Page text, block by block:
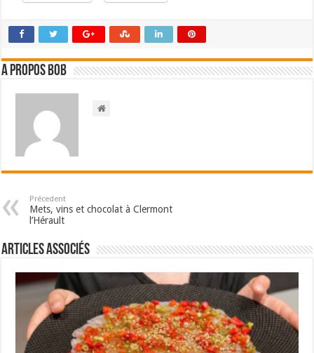
A propos bOb
Précedent
Mets, vins et chocolat à Clermont
l’Hérault
Articles associés